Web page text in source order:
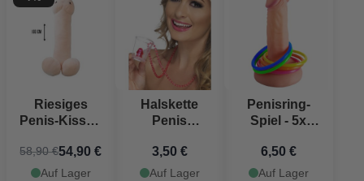
Riesiges
Penis-Kissen
58,90 €54,90 €
Auf Lager
Halskette
Penis
3,50 €
Auf Lager
Penisring-
Spiel - 5x
6,50 €
Auf Lager